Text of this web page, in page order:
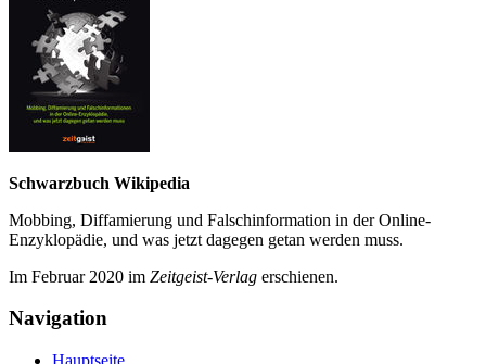
Schwarzbuch Wikipedia
Mobbing, Diffamierung und Falsch­information in der Online-
Enzyklo­pädie, und was jetzt da­gegen getan werden muss.
Im Februar 2020 im Zeit­geist-Verlag erschienen.
Navigation
Hauptseite